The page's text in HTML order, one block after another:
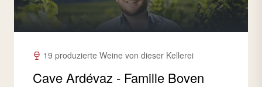
19 produzierte Weine von dieser Kellerei
Cave Ardévaz - Famille Boven